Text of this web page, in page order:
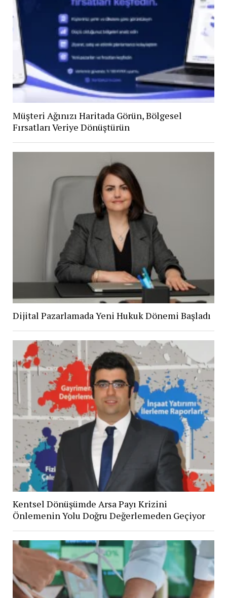
Müşteri Ağınızı Haritada Görün, Bölgesel
Fırsatları Veriye Dönüştürün
Dijital Pazarlamada Yeni Hukuk Dönemi Başladı
Kentsel Dönüşümde Arsa Payı Krizini
Önlemenin Yolu Doğru Değerlemeden Geçiyor